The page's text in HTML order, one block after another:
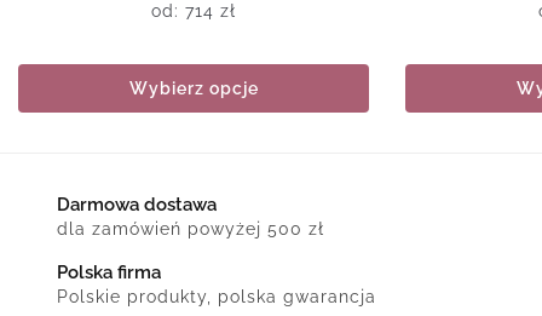
od: 714 zł
Wybierz opcje
Darmowa dostawa
dla zamówień powyżej 500 zł
Polska firma
Polskie produkty, polska gwarancja